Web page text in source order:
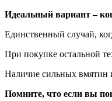
Идеальный вариант –
Единственный случай,
При покупке остальной
Наличие сильных вмятин
Помните, что если вы